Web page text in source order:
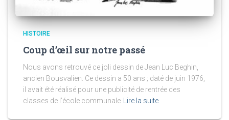
HISTOIRE
Coup d’œil sur notre passé
Nous avons retrouvé ce joli dessin de Jean Luc Beghin,
ancien Bousvalien. Ce dessin a 50 ans ; daté de juin 1976,
il avait été réalisé pour une publicité de rentrée des
classes de l’école communale Lire la suite